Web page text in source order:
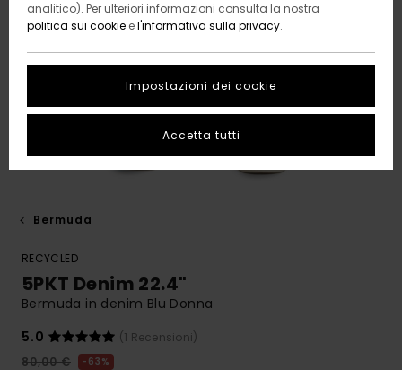
Bermuda
RECYCLED
5PKT Denim 22.4"
Bermuda in denim Blu Donna
5.0
(1 Recensioni)
80,00 €
63%
analitico). Per ulteriori informazioni consulta la nostra
politica sui cookie el'informativa sulla privacy.
Impostazioni dei cookie
Accetta tutti